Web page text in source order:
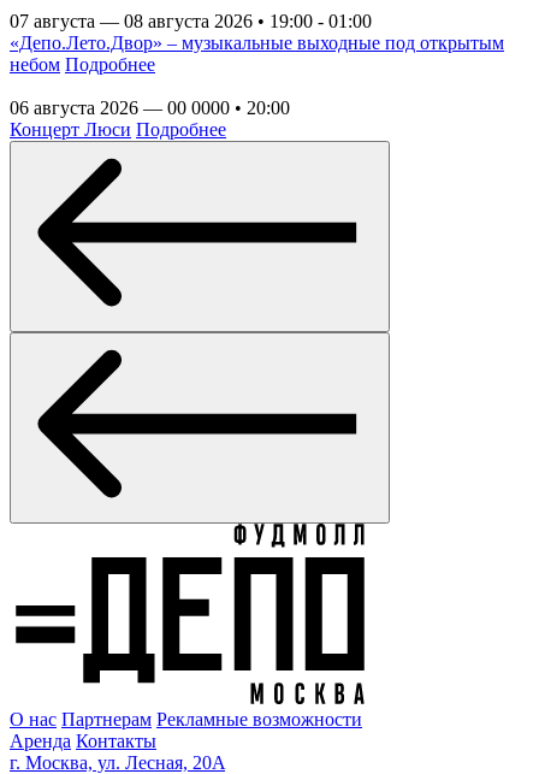
07 августа — 08 августа 2026 • 19:00 - 01:00
«Депо.Лето.Двор» – музыкальные выходные под открытым
небом Подробнее
06 августа 2026 — 00 0000 • 20:00
Концерт Люси Подробнее
О нас Партнерам Рекламные возможности
Аренда Контакты
г. Москва, ул. Лесная, 20A